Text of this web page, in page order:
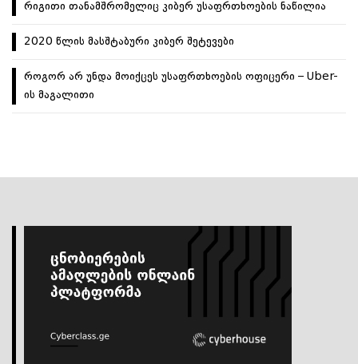
რიგითი თანამშრომელიც კიბერ უსაფრთხოების ნაწილია
2020 წლის მასშტაბური კიბერ შეტევები
როგორ არ უნდა მოიქცეს უსაფრთხოების ოფიცერი – Uber-
ის მაგალითი